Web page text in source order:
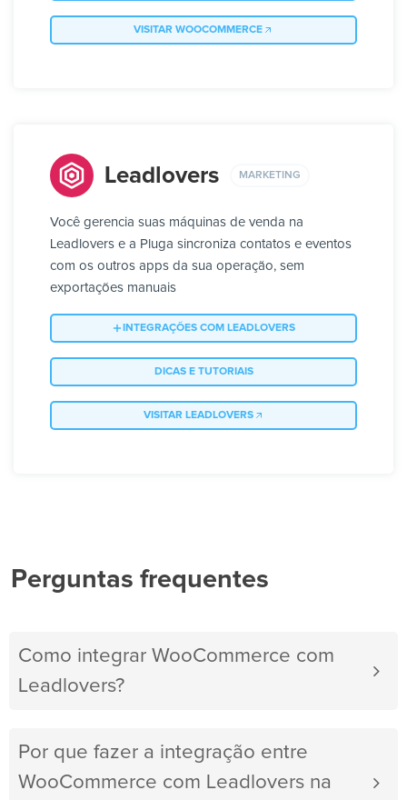
VISITAR WOOCOMMERCE
Leadlovers MARKETING
Você gerencia suas máquinas de venda na
Leadlovers e a Pluga sincroniza contatos e eventos
com os outros apps da sua operação, sem
exportações manuais
INTEGRAÇÕES COM LEADLOVERS
DICAS E TUTORIAIS
VISITAR LEADLOVERS
Perguntas frequentes
Como integrar WooCommerce com
Leadlovers?
Por que fazer a integração entre
WooCommerce com Leadlovers na